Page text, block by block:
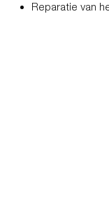
Reparatie van